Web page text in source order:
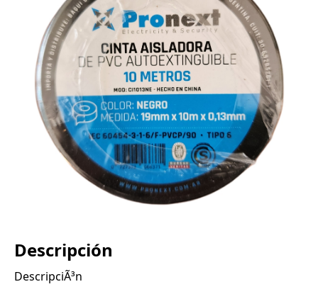
Descripción
DescripciÃ³n